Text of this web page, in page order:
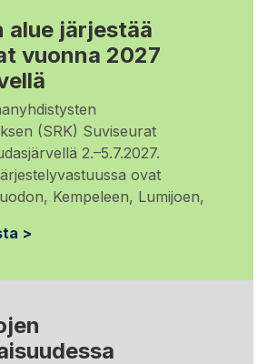
alue järjestää
vuonna 2027
(SRK) Suviseurat
2.–5.7.2027.
ovat
Kempeleen, Lumijoen,
>